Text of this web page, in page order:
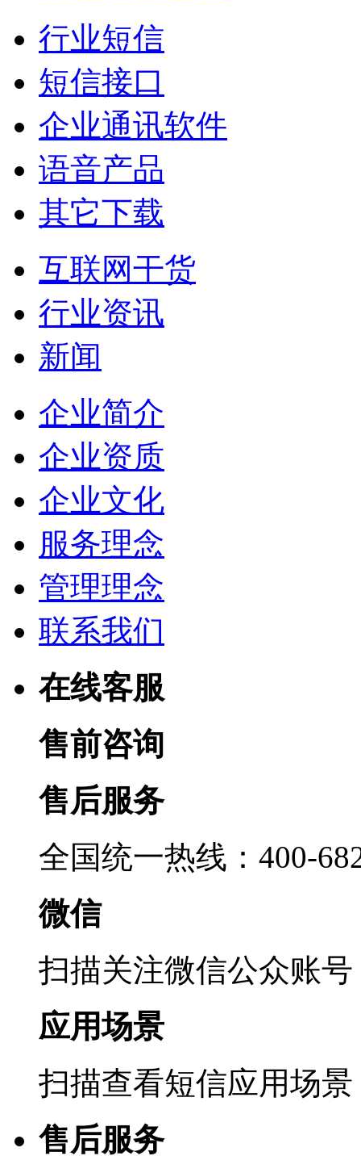
行业短信
短信接口
企业通讯软件
语音产品
其它下载
互联网干货
行业资讯
新闻
企业简介
企业资质
企业文化
服务理念
管理理念
联系我们
在线客服
售前咨询
售后服务
全国统一热线：400-
微信
扫描关注微信公众账号
应用场景
扫描查看短信应用场景
售后服务